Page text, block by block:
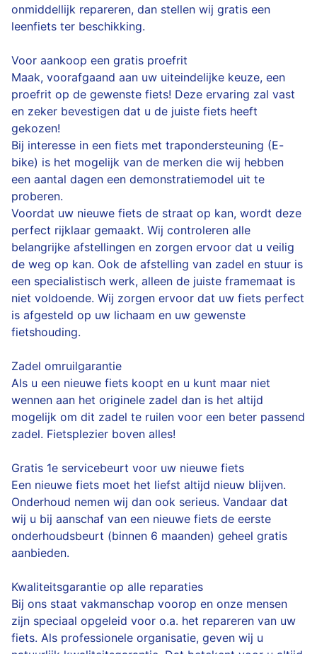
onmiddellijk repareren, dan stellen wij gratis een
leenfiets ter beschikking.
Voor aankoop een gratis proefrit
Maak, voorafgaand aan uw uiteindelijke keuze, een
proefrit op de gewenste fiets! Deze ervaring zal vast
en zeker bevestigen dat u de juiste fiets heeft
gekozen!
Bij interesse in een fiets met trapondersteuning (E-
bike) is het mogelijk van de merken die wij hebben
een aantal dagen een demonstratiemodel uit te
proberen.
Voordat uw nieuwe fiets de straat op kan, wordt deze
perfect rijklaar gemaakt. Wij controleren alle
belangrijke afstellingen en zorgen ervoor dat u veilig
de weg op kan. Ook de afstelling van zadel en stuur is
een specialistisch werk, alleen de juiste framemaat is
niet voldoende. Wij zorgen ervoor dat uw fiets perfect
is afgesteld op uw lichaam en uw gewenste
fietshouding.
Zadel omruilgarantie
Als u een nieuwe fiets koopt en u kunt maar niet
wennen aan het originele zadel dan is het altijd
mogelijk om dit zadel te ruilen voor een beter passend
zadel. Fietsplezier boven alles!
Gratis 1e servicebeurt voor uw nieuwe fiets
Een nieuwe fiets moet het liefst altijd nieuw blijven.
Onderhoud nemen wij dan ook serieus. Vandaar dat
wij u bij aanschaf van een nieuwe fiets de eerste
onderhoudsbeurt (binnen 6 maanden) geheel gratis
aanbieden.
Kwaliteitsgarantie op alle reparaties
Bij ons staat vakmanschap voorop en onze mensen
zijn speciaal opgeleid voor o.a. het repareren van uw
fiets. Als professionele organisatie, geven wij u